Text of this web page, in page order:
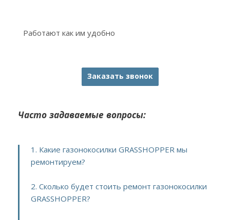
Работают как им удобно
Заказать звонок
Часто задаваемые вопросы:
1. Какие газонокосилки GRASSHOPPER мы
ремонтируем?
2. Сколько будет стоить ремонт газонокосилки
GRASSHOPPER?